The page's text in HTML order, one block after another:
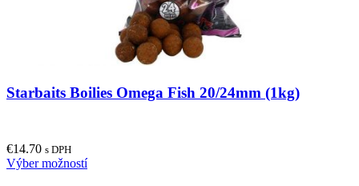
Starbaits Boilies Omega Fish 20/24mm (1kg)
€14.70 s DPH
Výber možnostíThis